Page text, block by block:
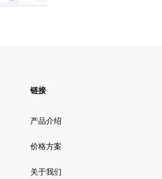
链接
产品介绍
价格方案
关于我们